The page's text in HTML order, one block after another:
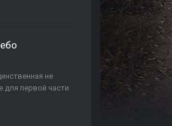
не
для первой части